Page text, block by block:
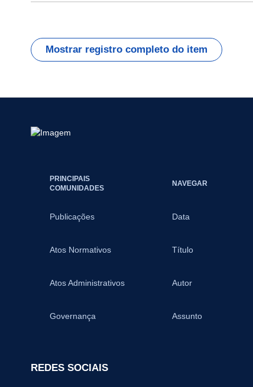
Mostrar registro completo do item
PRINCIPAIS
COMUNIDADES
Publicações
Atos Normativos
Atos Administrativos
Governança
NAVEGAR
Data
Título
Autor
Assunto
REDES SOCIAIS